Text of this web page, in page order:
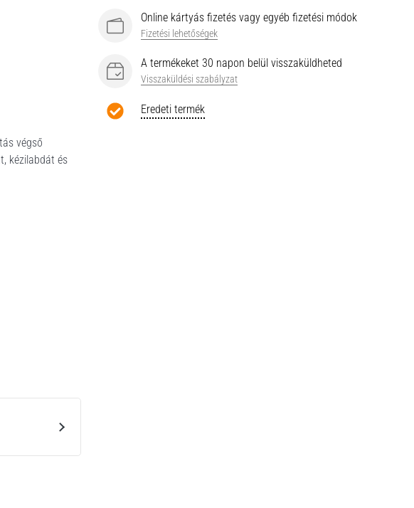
Online kártyás fizetés vagy egyéb fizetési módok
Fizetési lehetőségek
A termékeket 30 napon belül visszaküldheted
Visszaküldési szabályzat
Eredeti termék
végső
kézilabdát és